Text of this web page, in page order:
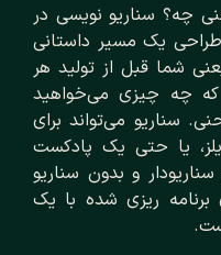
چه؟ سناریو نویسی در
طراحی یک مسیر داستانی
شما قبل از تولید هر
که چه چیزی می‌خواهید
سناریو می‌تواند برای
یا حتی یک پادکست
و بدون سناریو
ریزی‌ شده با یک